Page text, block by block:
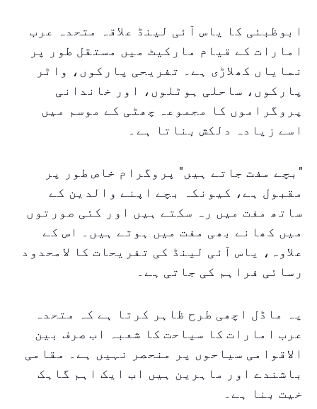
ابوظبئی کا یاس آئی لینڈ علاقہ متحدہ عرب
امارات کے قیام مارکیٹ میں مستقل طور پر
نمایاں کھلاڑی ہے۔ تفریحی پارکوں، واٹر
پارکوں، ساحلی ہوٹلوں، اور خاندانی
پروگراموں کا مجموعہ چھٹی کے موسم میں
اسے زیادہ دلکش بناتا ہے۔
"بچے مفت جاتے ہیں" پروگرام خاص طور پر
مقبول ہے، کیونکہ بچے اپنے والدین کے
ساتھ مفت میں رہ سکتے ہیں اور کئی صورتوں
میں کھانے بھی مفت میں ہوتے ہیں۔ اس کے
علاوہ، یاس آئی لینڈ کی تفریحات کا لامحدود
رسائی فراہم کی جاتی ہے۔
یہ ماڈل اچھی طرح ظاہر کرتا ہے کہ متحدہ
عرب امارات کا سیاحت کا شعبہ اب صرف بین
الاقوامی سیاحوں پر منحصر نہیں ہے۔ مقامی
باشندے اور ماہرین ہیں اب ایک اہم گاہک
خیت بنا ہے۔